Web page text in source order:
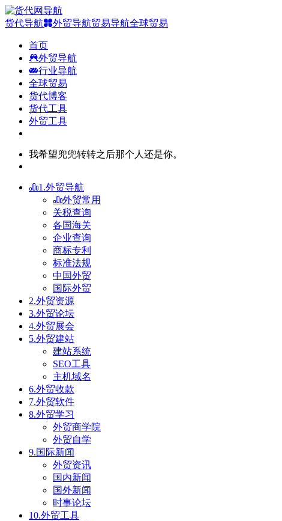
货代导航 外贸导航贸易导航全球贸易
首页
外贸导航
行业导航
全球贸易
货代博客
货代工具
外贸工具
我希望兜兜转转之后那个人还是你。
1.外贸导航
外贸常用
关税查询
各国海关
企业查询
商标专利
标准法规
中国外贸
国际外贸
2.外贸资源
3.外贸论坛
4.外贸展会
5.外贸建站
建站系统
SEO工具
主机域名
6.外贸收款
7.外贸软件
8.外贸学习
外贸商学院
外贸自学
9.国际新闻
外贸资讯
国内新闻
国外新闻
时事论坛
10.外贸工具